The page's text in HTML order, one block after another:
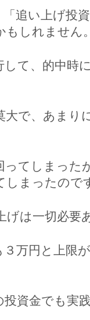
「追い上げ投
もしれません
て、的中時
大で、あまり
ってしまった
しまったので
げは一切必要
３万円と上限
投資金でも実